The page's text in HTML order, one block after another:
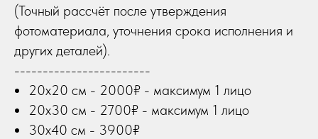
(Точный рассчёт после утверждения
фотоматериала, уточнения срока исполнения и
других деталей).
------------------------
20х20 см - 2000₽ - максимум 1 лицо
20х30 см - 2700₽ - максимум 1 лицо
30х40 см - 3900₽